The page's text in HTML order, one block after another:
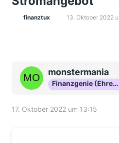
finanztux 13. Oktober 2022
monstermania
Finanzgenie (Ehrenmitglied)
17. Oktober 2022 um 13:15